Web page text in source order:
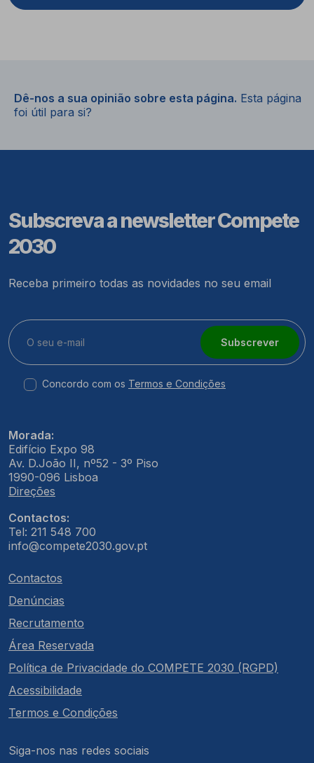
Dê-nos a sua opinião sobre esta página. Esta página
foi útil para si?
Subscreva a newsletter Compete
2030
Receba primeiro todas as novidades no seu email
Subscrever
Concordo com os Termos e Condições
Morada:
Edifício Expo 98
Av. D.João II, nº52 - 3º Piso
1990-096 Lisboa
Direções
Contactos:
Tel: 211 548 700
info@compete2030.gov.pt
Contactos
Denúncias
Recrutamento
Área Reservada
Política de Privacidade do COMPETE 2030 (RGPD)
Acessibilidade
Termos e Condições
Siga-nos nas redes sociais